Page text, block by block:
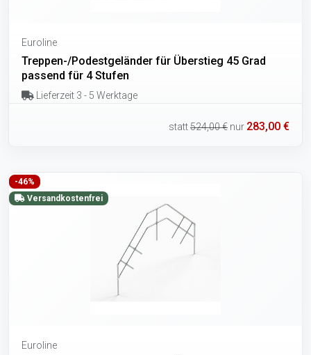
Euroline
Treppen-/Podestgeländer für Überstieg 45 Grad
passend für 4 Stufen
Lieferzeit 3 - 5 Werktage
statt524,00 € nur 283,00 €
-46%
Versandkostenfrei
Euroline